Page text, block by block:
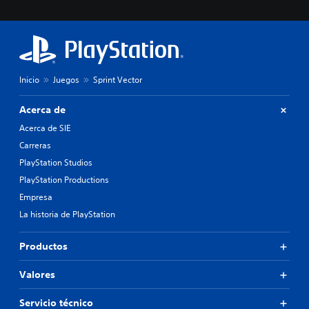
Inicio Juegos Sprint Vector
Acerca de
Acerca de SIE
Carreras
PlayStation Studios
PlayStation Productions
Empresa
La historia de PlayStation
Productos
Valores
Servicio técnico